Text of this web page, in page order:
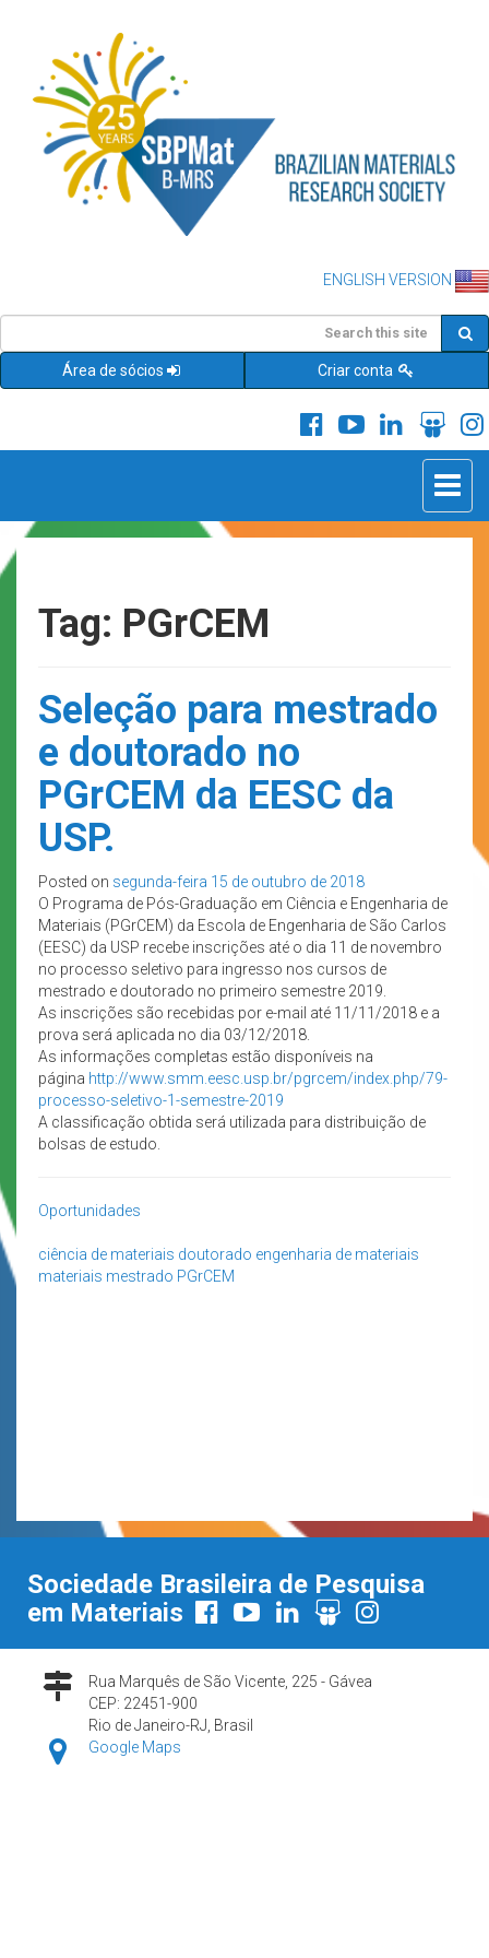
ENGLISH VERSION
Área de sócios Criar conta
Toggle
Tag: PGrCEM
Seleção para mestrado
e doutorado no
PGrCEM da EESC da
USP.
Posted on segunda-feira 15 de outubro de 2018
O Programa de Pós-Graduação em Ciência e Engenharia de
Materiais (PGrCEM) da Escola de Engenharia de São Carlos
(EESC) da USP recebe inscrições até o dia 11 de novembro
no processo seletivo para ingresso nos cursos de
mestrado e doutorado no primeiro semestre 2019.
As inscrições são recebidas por e-mail até 11/11/2018 e a
prova será aplicada no dia 03/12/2018.
As informações completas estão disponíveis na
página http://www.smm.eesc.usp.br/pgrcem/index.php/79-
processo-seletivo-1-semestre-2019
A classificação obtida será utilizada para distribuição de
bolsas de estudo.
Oportunidades
ciência de materiais doutorado engenharia de materiais
materiais mestrado PGrCEM
Sociedade Brasileira de Pesquisa
em Materiais
Rua Marquês de São Vicente, 225 - Gávea
CEP: 22451-900
Rio de Janeiro-RJ, Brasil
Google Maps